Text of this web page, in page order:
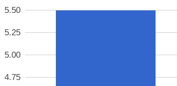
4.75
5.00
5.25
5.50